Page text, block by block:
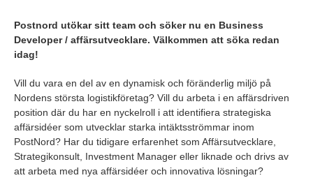
Postnord utökar sitt team och söker nu en Business
Developer / affärsutvecklare. Välkommen att söka redan
idag!
Vill du vara en del av en dynamisk och föränderlig miljö på
Nordens största logistikföretag? Vill du arbeta i en affärsdriven
position där du har en nyckelroll i att identifiera strategiska
affärsidéer som utvecklar starka intäktsströmmar inom
PostNord? Har du tidigare erfarenhet som Affärsutvecklare,
Strategikonsult, Investment Manager eller liknade och drivs av
att arbeta med nya affärsidéer och innovativa lösningar?